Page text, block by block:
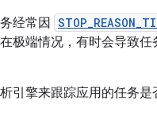
经常因
极端情况，有时会导致任
引擎来跟踪应用的任务是